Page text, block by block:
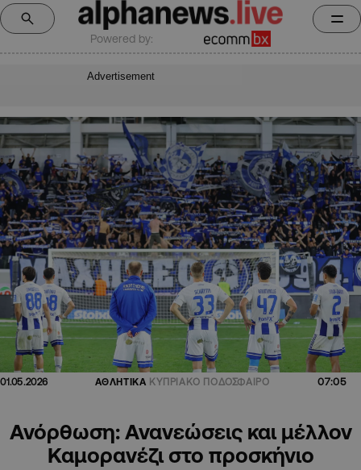
Powered by:
Advertisement
01.05.2026 ΑΘΛΗΤΙΚΑ ΚΥΠΡΙΑΚΟ ΠΟΔΟΣΦΑΙΡΟ 07:05
Ανόρθωση: Ανανεώσεις και μέλλον
Καμορανέζι στο προσκήνιο